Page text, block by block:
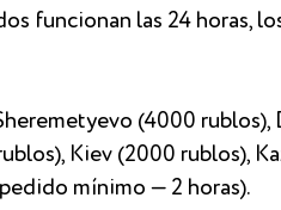
funcionan las 24 horas,
(4000
Kiev (2000 rublos),
mínimo — 2 horas).